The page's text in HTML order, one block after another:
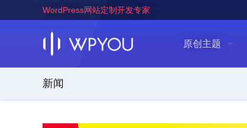
WordPress网站定制开发专家
原创主题
新闻